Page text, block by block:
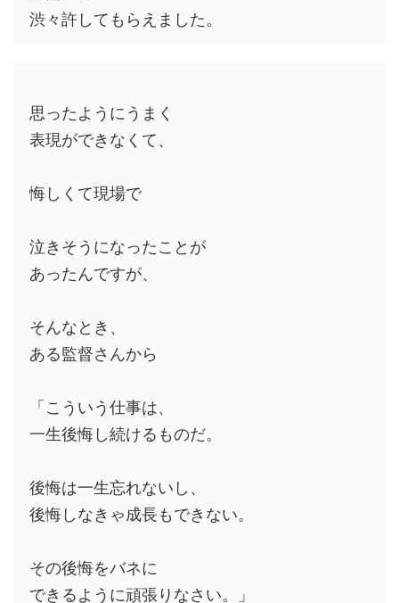
渋々許してもらえました。
思ったようにうまく
表現ができなくて、
悔しくて現場で
泣きそうになったことが
あったんですが、
そんなとき、
ある監督さんから
「こういう仕事は、
一生後悔し続けるものだ。
後悔は一生忘れないし、
後悔しなきゃ成長もできない。
その後悔をバネに
できるように頑張りなさい。」